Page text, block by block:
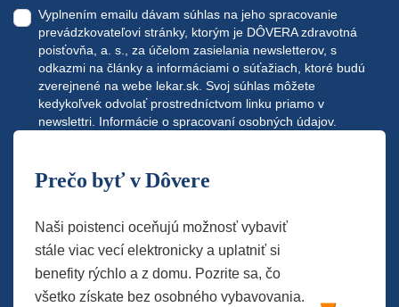
Vyplnením emailu dávam súhlas na jeho spracovanie
prevádzkovateľovi stránky, ktorým je DÔVERA zdravotná
poisťovňa, a. s., za účelom zasielania newsletterov, s
odkazmi na články a informáciami o súťažiach, ktoré budú
zverejnené na webe lekar.sk . Svoj súhlas môžete
kedykoľvek odvolať prostredníctvom linku priamo v
newslettri. Informácie o spracovaní osobných údajov.
Prečo byť v Dôvere
Naši poistenci oceňujú možnosť vybaviť
stále viac vecí elektronicky a uplatniť si
benefity rýchlo a z domu. Pozrite sa, čo
všetko získate bez osobného vybavovania.